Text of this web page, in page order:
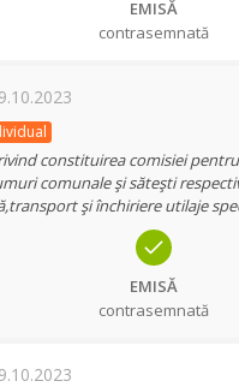
EMISĂ
contrasemnată
constituirea comisiei
comunale şi săteşti
şi închiriere utilaje
EMISĂ
contrasemnată